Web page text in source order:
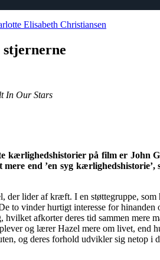
Elisabeth Christiansen
In Our Stars
kærlighedshistorier på film er John
end ’en syg
der lider af kræft. I en støttegruppe,
to vinder hurtigt interesse for
hvilket afkorter deres tid sammen mere
og lærer Hazel mere om livet, end
og deres forhold udvikler sig netop i